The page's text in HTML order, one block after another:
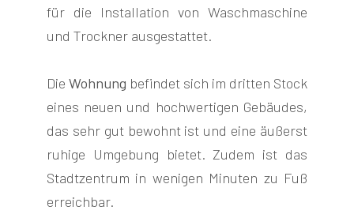
für die Installation von Waschmaschine
und Trockner ausgestattet.
Die Wohnung befindet sich im dritten Stock
eines neuen und hochwertigen Gebäudes,
das sehr gut bewohnt ist und eine äußerst
ruhige Umgebung bietet. Zudem ist das
Stadtzentrum in wenigen Minuten zu Fuß
erreichbar.